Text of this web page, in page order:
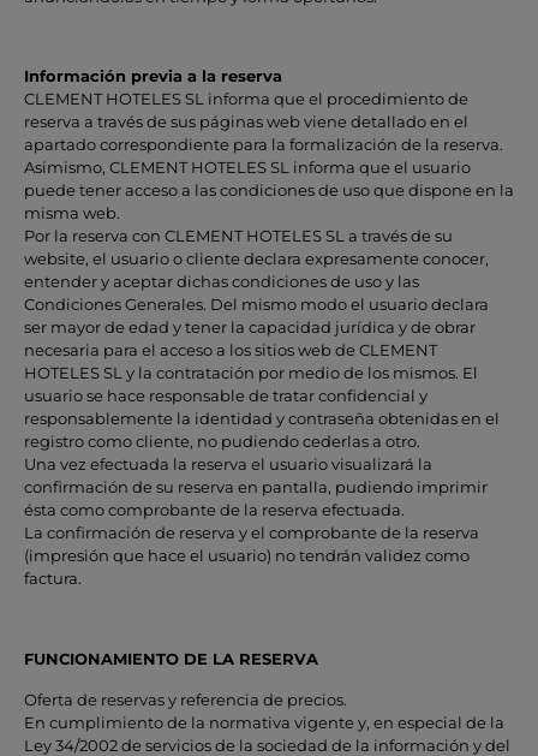
Información previa a la reserva
CLEMENT HOTELES SL informa que el procedimiento de
reserva a través de sus páginas web viene detallado en el
apartado correspondiente para la formalización de la reserva.
Asimismo, CLEMENT HOTELES SL informa que el usuario
puede tener acceso a las condiciones de uso que dispone en la
misma web.
Por la reserva con CLEMENT HOTELES SL a través de su
website, el usuario o cliente declara expresamente conocer,
entender y aceptar dichas condiciones de uso y las
Condiciones Generales. Del mismo modo el usuario declara
ser mayor de edad y tener la capacidad jurídica y de obrar
necesaria para el acceso a los sitios web de CLEMENT
HOTELES SL y la contratación por medio de los mismos. El
usuario se hace responsable de tratar confidencial y
responsablemente la identidad y contraseña obtenidas en el
registro como cliente, no pudiendo cederlas a otro.
Una vez efectuada la reserva el usuario visualizará la
confirmación de su reserva en pantalla, pudiendo imprimir
ésta como comprobante de la reserva efectuada.
La confirmación de reserva y el comprobante de la reserva
(impresión que hace el usuario) no tendrán validez como
factura.
FUNCIONAMIENTO DE LA RESERVA
Oferta de reservas y referencia de precios.
En cumplimiento de la normativa vigente y, en especial de la
Ley 34/2002 de servicios de la sociedad de la información y del